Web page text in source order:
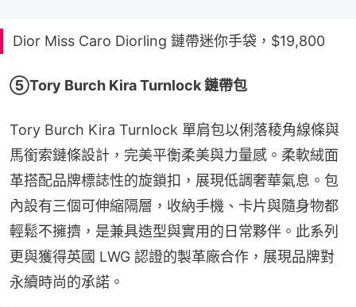
Dior Miss Caro Diorling 鏈帶迷你手袋，$19,800
⑤Tory Burch Kira Turnlock 鏈帶包
Tory Burch Kira Turnlock 單肩包以俐落稜角線條與
馬銜索鏈條設計，完美平衡柔美與力量感。柔軟絨面
革搭配品牌標誌性的旋鎖扣，展現低調奢華氣息。包
內設有三個可伸縮隔層，收納手機、卡片與隨身物都
輕鬆不擁擠，是兼具造型與實用的日常夥伴。此系列
更與獲得英國 LWG 認證的製革廠合作，展現品牌對
永續時尚的承諾。